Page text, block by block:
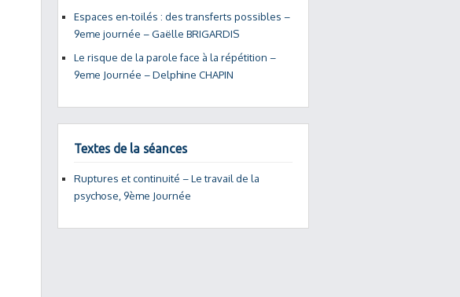
Espaces en-toilés : des transferts possibles –
9eme journée – Gaëlle BRIGARDIS
Le risque de la parole face à la répétition –
9eme Journée – Delphine CHAPIN
Textes de la séances
Ruptures et continuité – Le travail de la
psychose, 9ème Journée